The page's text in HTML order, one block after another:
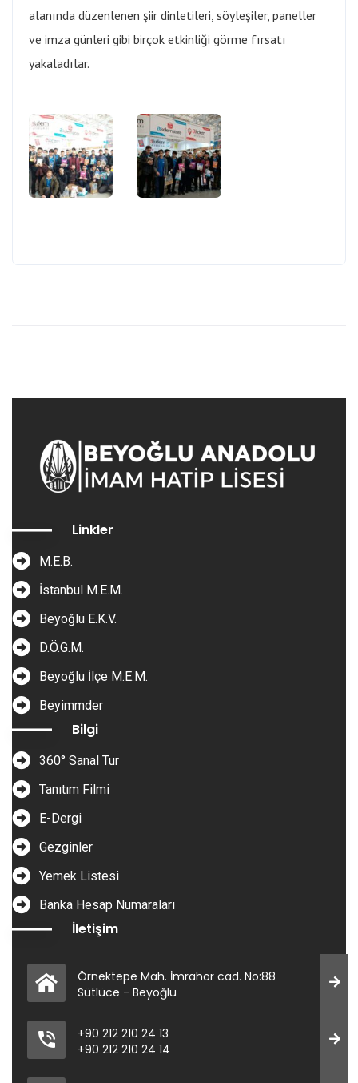
alanında düzenlenen şiir dinletileri, söyleşiler, paneller
ve imza günleri gibi birçok etkinliği görme fırsatı
yakaladılar.
Linkler
M.E.B.
İstanbul M.E.M.
Beyoğlu E.K.V.
D.Ö.G.M.
Beyoğlu İlçe M.E.M.
Beyimmder
Bilgi
360° Sanal Tur
Tanıtım Filmi
E-Dergi
Gezginler
Yemek Listesi
Banka Hesap Numaraları
İletişim
Örnektepe Mah. İmrahor cad. No:88
Sütlüce - Beyoğlu
+90 212 210 24 13
+90 212 210 24 14